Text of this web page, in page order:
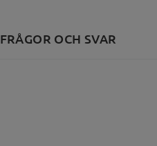
FRÅGOR OCH SVAR